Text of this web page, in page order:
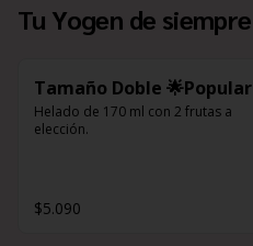
Tu Yogen de siempre
Tamaño Doble 🌟Popular
Helado de 170 ml con 2 frutas a
elección.
$5.090